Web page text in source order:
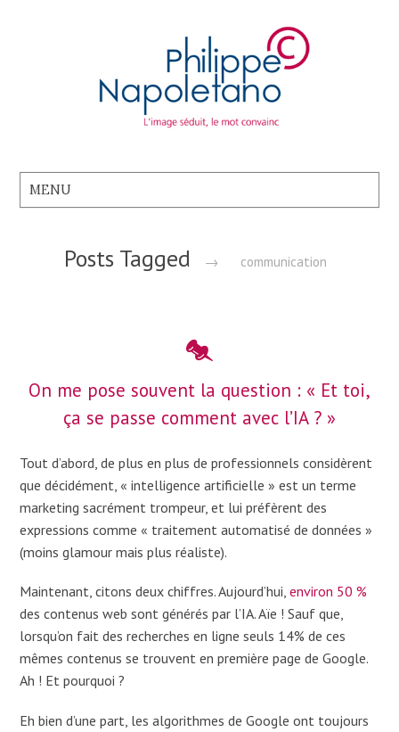
Posts Tagged → communication
On me pose souvent la question : « Et toi,
ça se passe comment avec l’IA ? »
Tout d’abord, de plus en plus de professionnels considèrent
que décidément, « intelligence artificielle » est un terme
marketing sacrément trompeur, et lui préfèrent des
expressions comme « traitement automatisé de données »
(moins glamour mais plus réaliste).
Maintenant, citons deux chiffres. Aujourd’hui,environ 50 %
des contenus web sont générés par l’IA. Aïe ! Sauf que,
lorsqu’on fait des recherches en ligne seuls 14% de ces
mêmes contenus se trouvent en première page de Google.
Ah ! Et pourquoi ?
Eh bien d’une part, les algorithmes de Google ont toujours